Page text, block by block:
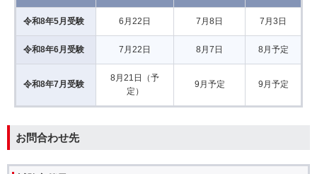
令和8年5月受験 6月22日 7月8日 7月3日
令和8年6月受験 7月22日 8月7日 8月予定
令和8年7月受験
8月21日（予
定）
9月予定 9月予定
お問合わせ先